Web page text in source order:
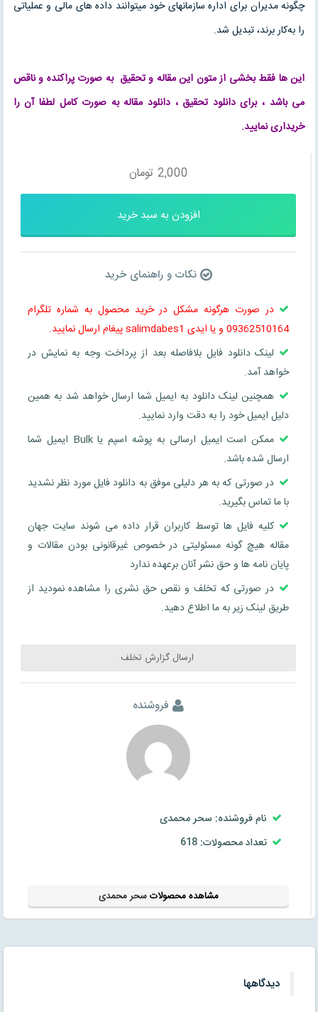
چگونه مدیران برای اداره سازمانهای خود می‏توانند داده‏ های مالی و عملیاتی
را به‌کار برند، تبدیل شد.
این ها فقط بخشی از متون اینمقاله وتحقیق به صورت پراکنده و ناقص
می باشد ، برایدانلود تحقیق ، دانلود مقالهبه صورت کامل لطفا آن را
خریداری نمایید.
2,000 تومان
افزودن به سبد خرید
نکات و راهنمای خرید
در صورت هرگونه مشکل در خرید محصول به شماره تلگرام
09362510164 و یا ایدی salimdabes1 پیغام ارسال نمایید.
لینک دانلود فایل بلافاصله بعد از پرداخت وجه به نمایش در
خواهد آمد.
همچنین لینک دانلود به ایمیل شما ارسال خواهد شد به همین
دلیل ایمیل خود را به دقت وارد نمایید.
ممکن است ایمیل ارسالی به پوشه اسپم یا Bulk ایمیل شما
ارسال شده باشد.
در صورتی که به هر دلیلی موفق به دانلود فایل مورد نظر نشدید
با ما تماس بگیرید.
کلیه فایل ها توسط کاربران قرار داده می شوند سایت جهان
مقاله هیچ گونه مسئولیتی در خصوص غیرقانونی بودن مقالات و
پایان نامه ها و حق نشر آنان برعهده ندارد
در صورتی که تخلف و نقص حق نشری را مشاهده نمودید از
طریق لینک زیر به ما اطلاع دهید.
ارسال گزارش تخلف
فروشنده
نام فروشنده: سحر محمدی
تعداد محصولات: 618
مشاهده محصولاتسحر محمدی
دیدگاهها